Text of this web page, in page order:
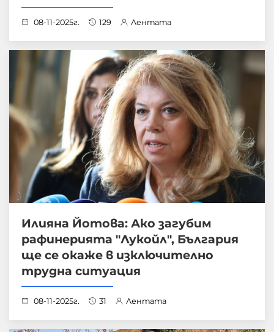
08-11-2025г. 129 Лентата
Илияна Йотова: Ако загубим
рафинерията "Лукойл", България
ще се окаже в изключително
трудна ситуация
08-11-2025г. 31 Лентата